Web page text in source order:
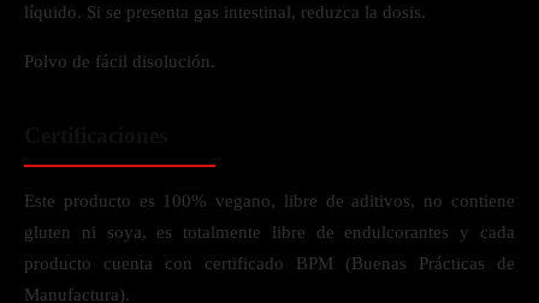
líquido. Si se presenta gas intestinal, reduzca la dosis.
Polvo de fácil disolución.
Este producto es 100% vegano, libre de aditivos, no contiene
gluten ni soya, es totalmente libre de endulcorantes y cada
producto cuenta con certificado BPM (Buenas Prácticas de
Manufactura).